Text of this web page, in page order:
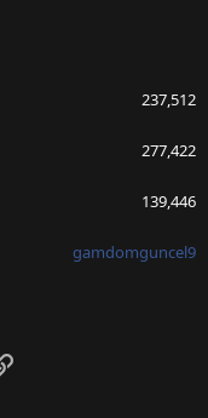
237,512
277,422
139,446
gamdomguncel9
Link